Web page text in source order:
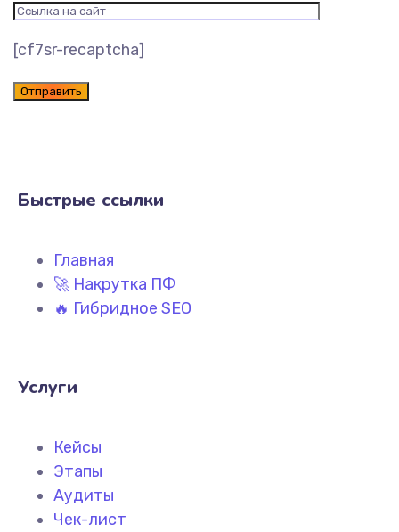
[cf7sr-recaptcha]
Быстрые ссылки
Главная
🚀 Накрутка ПФ
🔥 Гибридное SEO
Услуги
Кейсы
Этапы
Аудиты
Чек-лист